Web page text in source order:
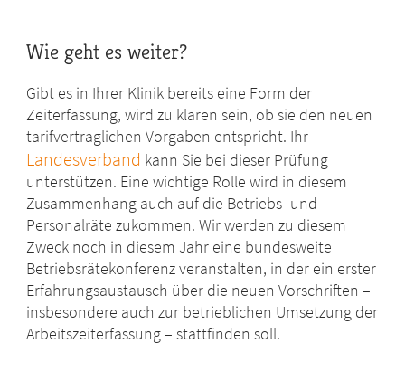
Wie geht es weiter?
Gibt es in Ihrer Klinik bereits eine Form der
Zeiterfassung, wird zu klären sein, ob sie den neuen
tarifvertraglichen Vorgaben entspricht. Ihr
Landesverband kann Sie bei dieser Prüfung
unterstützen. Eine wichtige Rolle wird in diesem
Zusammenhang auch auf die Betriebs- und
Personalräte zukommen. Wir werden zu diesem
Zweck noch in diesem Jahr eine bundesweite
Betriebsrätekonferenz veranstalten, in der ein erster
Erfahrungsaustausch über die neuen Vorschriften –
insbesondere auch zur betrieblichen Umsetzung der
Arbeitszeiterfassung – stattfinden soll.